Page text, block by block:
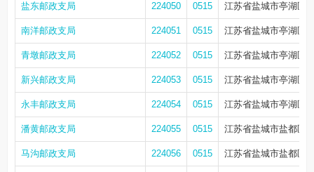
盐东邮政支局 224050 0515 江苏省盐城市亭湖区
南洋邮政支局 224051 0515 江苏省盐城市亭湖区
青墩邮政支局 224052 0515 江苏省盐城市亭湖区
新兴邮政支局 224053 0515 江苏省盐城市亭湖区
永丰邮政支局 224054 0515 江苏省盐城市亭湖区
潘黄邮政支局 224055 0515 江苏省盐城市盐都区
马沟邮政支局 224056 0515 江苏省盐城市盐都区